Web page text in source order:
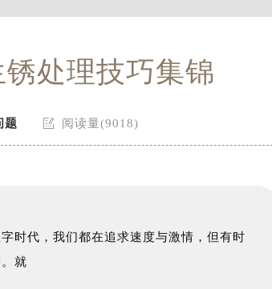
处理技巧集锦
题  阅读量(9018)
时代，我们都在追求速度与激情，但有时
就